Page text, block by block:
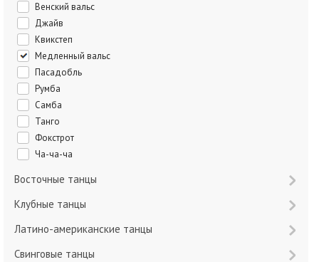
Венский вальс
Джайв
Квикстеп
Медленный вальс
Пасадобль
Румба
Самба
Танго
Фокстрот
Ча-ча-ча
Восточные танцы
Клубные танцы
Латино-американские танцы
Свинговые танцы